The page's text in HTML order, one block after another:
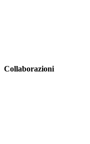
Collaborazioni